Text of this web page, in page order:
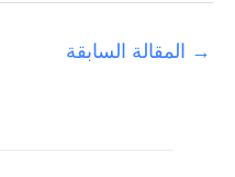
→ المقالة السابقة